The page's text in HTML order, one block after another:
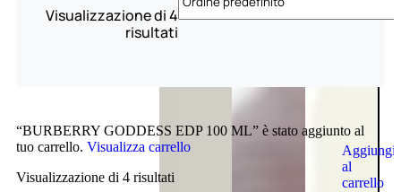
Aggiungi
al
carrello
Visualizzazione di 4
risultati
“BURBERRY GODDESS EDP 100 ML” è stato aggiunto al
tuo carrello. Visualizza carrello
Visualizzazione di 4 risultati